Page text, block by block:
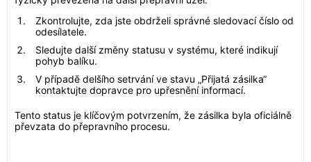
Zkontrolujte, zda jste obdrželi správné sledovací číslo od
odesílatele.
Sledujte další změny statusu v systému, které indikují
pohyb balíku.
V případě delšího setrvání ve stavu „Přijatá zásilka“
kontaktujte dopravce pro upřesnění informací.
Tento status je klíčovým potvrzením, že zásilka byla oficiálně
převzata do přepravního procesu.